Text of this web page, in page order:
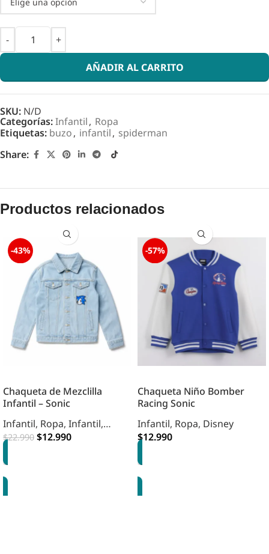
AÑADIR AL CARRITO
SKU: N/D
Categorías:Infantil, Ropa
Etiquetas: buzo, infantil, spiderman
Share:
Productos relacionados
-43%
Chaqueta de Mezclilla
Infantil – Sonic
Infantil, Ropa, Infantil,
Vestuario
$22.990 $12.990
-57%
Chaqueta Niño Bomber
Racing Sonic
Infantil, Ropa, Disney
$12.990